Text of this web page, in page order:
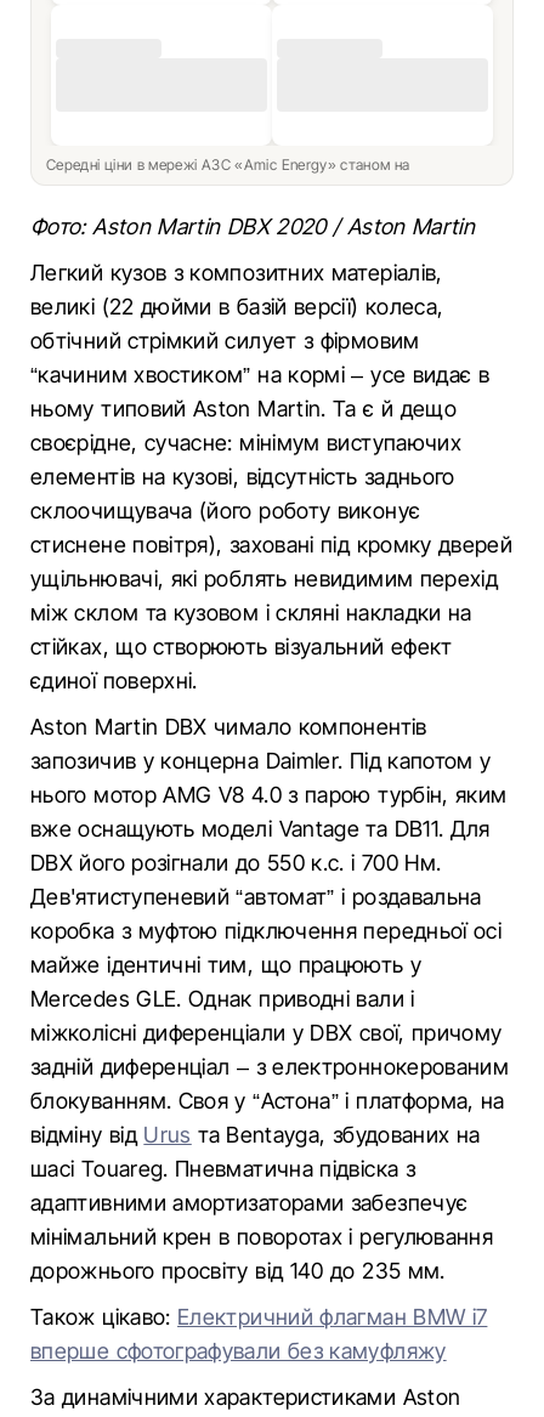
Середні ціни в мережі АЗС «Amic Energy» станом на
Фото: Aston Martin DBX 2020 / Aston Martin
Легкий кузов з композитних матеріалів,
великі (22 дюйми в базій версії) колеса,
обтічний стрімкий силует з фірмовим
“качиним хвостиком” на кормі – усе видає в
ньому типовий Aston Martin. Та є й дещо
своєрідне, сучасне: мінімум виступаючих
елементів на кузові, відсутність заднього
склоочищувача (його роботу виконує
стиснене повітря), заховані під кромку дверей
ущільнювачі, які роблять невидимим перехід
між склом та кузовом і скляні накладки на
стійках, що створюють візуальний ефект
єдиної поверхні.
Aston Martin DBX чимало компонентів
запозичив у концерна Daimler. Під капотом у
нього мотор AMG V8 4.0 з парою турбін, яким
вже оснащують моделі Vantage та DB11. Для
DBX його розігнали до 550 к.с. і 700 Нм.
Дев'ятиступеневий “автомат” і роздавальна
коробка з муфтою підключення передньої осі
майже ідентичні тим, що працюють у
Mercedes GLE. Однак приводні вали і
міжколісні диференціали у DBX свої, причому
задній диференціал – з електроннокерованим
блокуванням. Своя у “Астона” і платформа, на
відміну від Urus та Bentayga, збудованих на
шасі Touareg. Пневматична підвіска з
адаптивними амортизаторами забезпечує
мінімальний крен в поворотах і регулювання
дорожнього просвіту від 140 до 235 мм.
Також цікаво: Електричний флагман BMW i7
вперше сфотографували без камуфляжу
За динамічними характеристиками Aston